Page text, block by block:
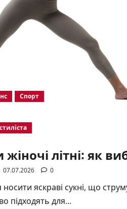
Спорт
літні: як
07.07.2026 0
носити яскраві сукні, що
підходять для...